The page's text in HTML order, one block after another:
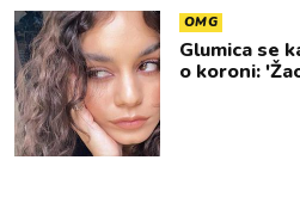
OMG
Glumica se
o koroni: